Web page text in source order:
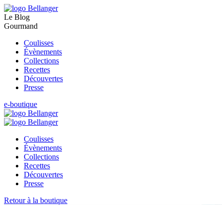
Le Blog
Gourmand
Coulisses
Évènements
Collections
Recettes
Découvertes
Presse
e-boutique
Coulisses
Évènements
Collections
Recettes
Découvertes
Presse
Retour à la boutique